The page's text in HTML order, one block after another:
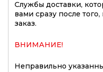
Службы доставки,
вами сразу после
заказ.
ВНИМАНИЕ!
Неправильно